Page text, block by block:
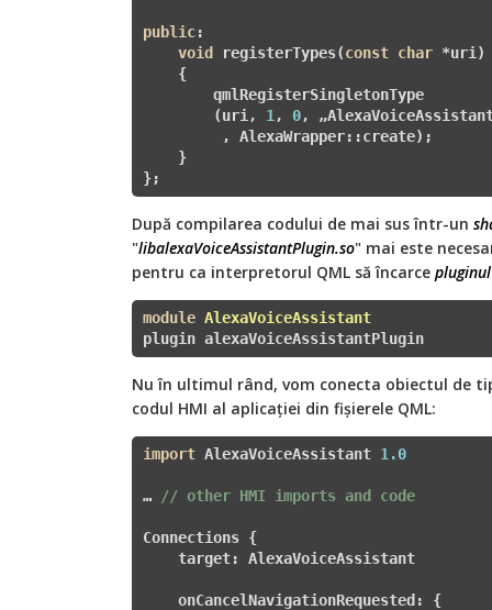
public:
void
registerTypes(const char *uri)
    {
        qmlRegisterSingletonType
        (uri,
1 , 0,
         , AlexaWrapper::create);
    }
};
După compilarea codului de mai sus într-un
"libalexaVoiceAssistantPlugin.so" mai este
pentru ca interpretorul QML să încarce
module AlexaVoiceAssistant
plugin alexaVoiceAssistantPlugin
Nu în ultimul rând, vom conecta obiectul de
codul HMI al aplicației din fișierele QML:
import AlexaVoiceAssistant 1.0
… // other HMI imports and code
Connections {
    target: AlexaVoiceAssistant
    onCancelNavigationRequested: {